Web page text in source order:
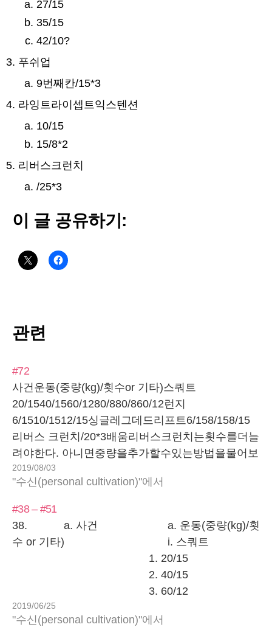
27/15
35/15
42/10?
푸쉬업
9번째칸/15*3
라잉트라이셉트익스텐션
10/15
15/8*2
리버스크런치
/25*3
이 글 공유하기:
관련
#72
사건운동(중량(kg)/횟수or 기타)스쿼트
20/1540/1560/1280/880/860/12런지
6/1510/1512/15싱글레그데드리프트6/158/158/15
리버스 크런치/20*3배움리버스크런치는횟수를더늘
려야한다. 아니면중량을추가할수있는방법을물어보
자
2019/08/03
"수신(personal cultivation)"에서
#38 – #51
38. a. 사건 a. 운동(중량(kg)/횟
수 or 기타) i. 스쿼트
1. 20/15
2. 40/15
3. 60/12
4. 70/8
ii. 런지
2019/06/25
"수신(personal cultivation)"에서